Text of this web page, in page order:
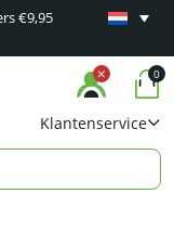
€9,95
Minimaal
Klantenservice
0